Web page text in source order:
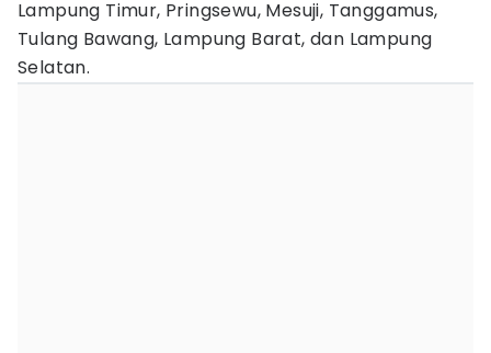
Lampung Timur, Pringsewu, Mesuji, Tanggamus,
Tulang Bawang, Lampung Barat, dan Lampung
Selatan.